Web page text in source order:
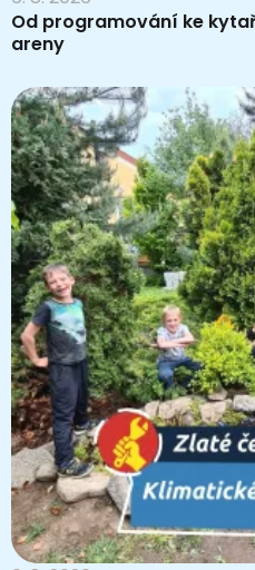
Od programování ke
areny